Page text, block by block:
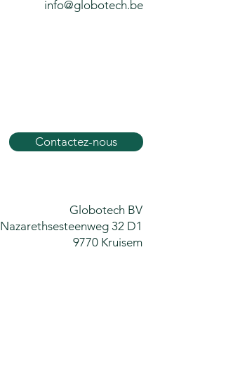
info@globotech.be
Contactez-nous
Globotech BV
Nazarethsesteenweg 32 D1
9770 Kruisem